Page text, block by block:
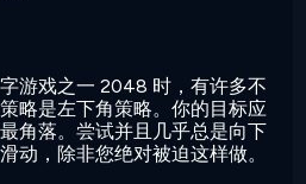
游戏之一 2048 时，有许多不
略是左下角策略。你的目标应
角落。尝试并且几乎总是向下
动，除非您绝对被迫这样做。